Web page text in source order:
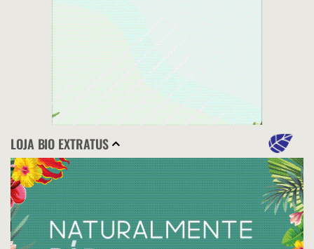
LOJA BIO EXTRATUS